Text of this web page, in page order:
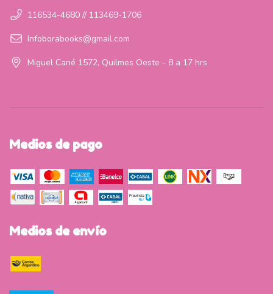
116534-4680 // 113469-1706
Infoborabooks@gmail.com
Miguel Cané 1572, Quilmes Oeste - 8 a 17 hrs
Medios de pago
Medios de envío